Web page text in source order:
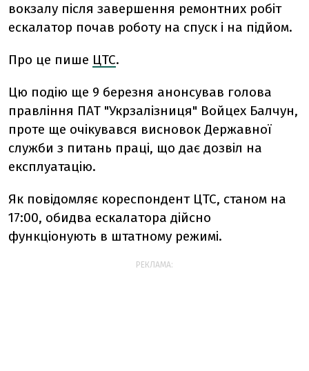
вокзалу після завершення ремонтних робіт
ескалатор почав роботу на спуск і на підйом.
Про це пише ЦТС.
Цю подію ще 9 березня анонсував голова
правління ПАТ "Укрзалізниця" Войцех Балчун,
проте ще очікувався висновок Державної
служби з питань праці, що дає дозвіл на
експлуатацію.
Як повідомляє кореспондент ЦТС, станом на
17:00, обидва ескалатора дійсно
функціонують в штатному режимі.
РЕКЛАМА: